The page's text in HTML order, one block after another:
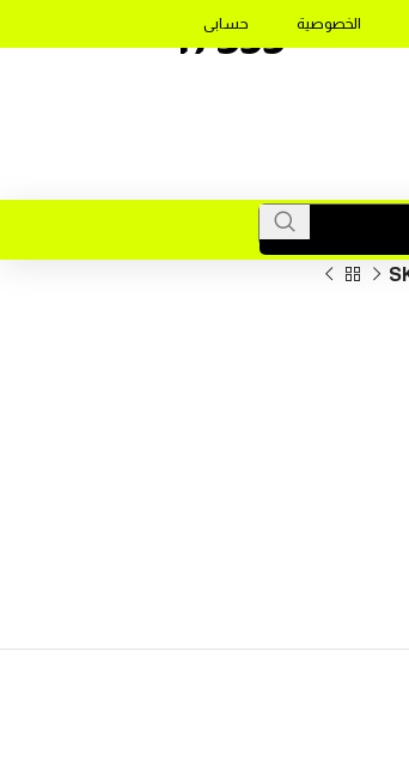
الخصوصية حسابى
17355